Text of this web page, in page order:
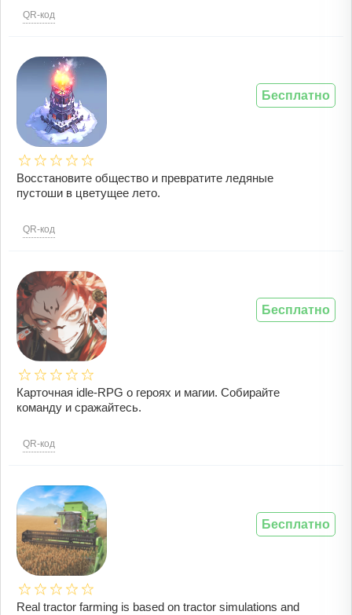
QR-код
Восстановите общество и превратите ледяные
пустоши в цветущее лето.
QR-код
Бесплатно
Карточная idle-RPG о героях и магии. Собирайте
команду и сражайтесь.
QR-код
Бесплатно
Real tractor farming is based on tractor simulations and
Бесплатно